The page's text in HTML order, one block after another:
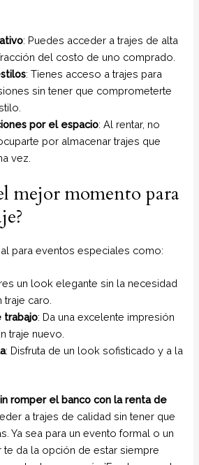
: Puedes acceder a trajes de alta
del costo de uno comprado.
: Tienes acceso a trajes para
sin tener que comprometerte
por el espacio: Al rentar, no
por almacenar trajes que
vez.
mejor momento para
para eventos especiales como:
un look elegante sin la necesidad
caro.
trabajo: Da una excelente impresión
traje nuevo.
: Disfruta de un look sofisticado y a la
romper el banco con la renta de
a trajes de calidad sin tener que
Ya sea para un evento formal o un
te da la opción de estar siempre